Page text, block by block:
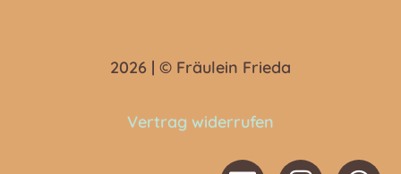
2026 | © Fräulein Frieda
Vertrag widerrufen